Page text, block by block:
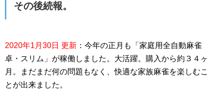
その後続報。
2020年1月30日 更新 ：今年の正月も「家庭用全自動麻雀
卓・スリム」が稼働しました。大活躍。購入から約３４ヶ
月。まだまだ何の問題もなく、快適な家族麻雀を楽しむこ
とが出来ました。